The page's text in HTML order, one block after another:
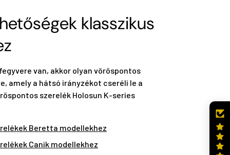
klasszikus
van, akkor olyan vöröspontos
amely a hátsó irányzékot cseréli le a
szerelék Holosun K-series
Beretta modellekhez
Canik modellekhez